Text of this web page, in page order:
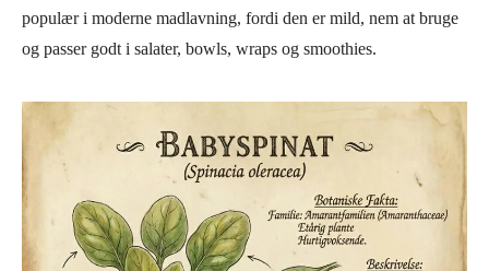
populær i moderne madlavning, fordi den er mild, nem at bruge
og passer godt i salater, bowls, wraps og smoothies.